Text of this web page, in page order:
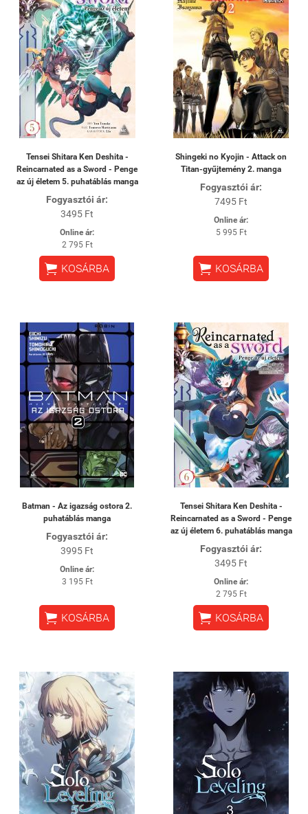
Tensei Shitara Ken Deshita -
Reincarnated as a Sword - Penge
az új életem 5. puhatáblás manga
Fogyasztói ár:
3495 Ft
Online ár:
2 795 Ft
 KOSÁRBA
Shingeki no Kyojin - Attack on
Titan-gyűjtemény 2. manga
Fogyasztói ár:
7495 Ft
Online ár:
5 995 Ft
 KOSÁRBA
Batman - Az igazság ostora 2.
puhatáblás manga
Fogyasztói ár:
3995 Ft
Online ár:
3 195 Ft
 KOSÁRBA
Tensei Shitara Ken Deshita -
Reincarnated as a Sword - Penge
az új életem 6. puhatáblás manga
Fogyasztói ár:
3495 Ft
Online ár:
2 795 Ft
 KOSÁRBA